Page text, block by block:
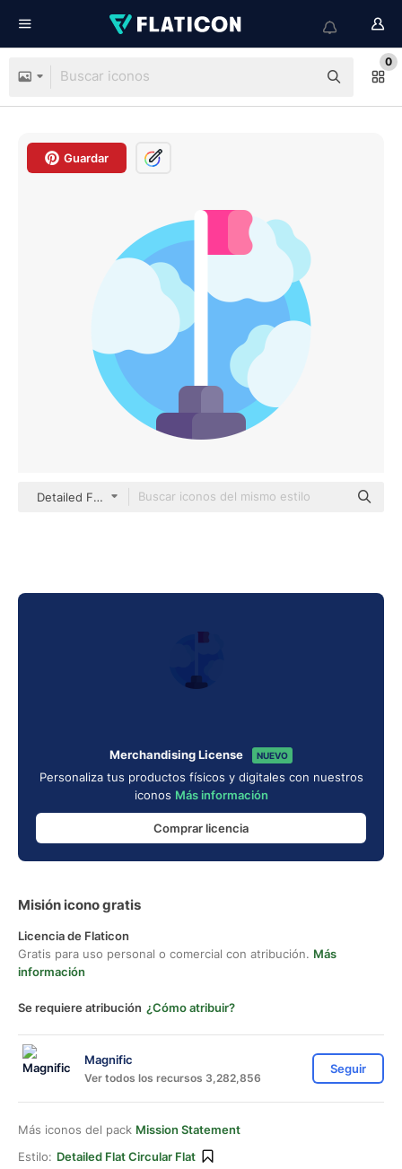
0
Guardar
Detailed Flat Circular Flat
Merchandising License NUEVO
Personaliza tus productos físicos y digitales con nuestros
iconos Más información
Comprar licencia
Misión icono gratis
Licencia de Flaticon
Gratis para uso personal o comercial con atribución. Más
información
Se requiere atribución ¿Cómo atribuir?
Magnific
Ver todos los recursos 3,282,856
Seguir
Más iconos del pack Mission Statement
Estilo: Detailed Flat Circular Flat